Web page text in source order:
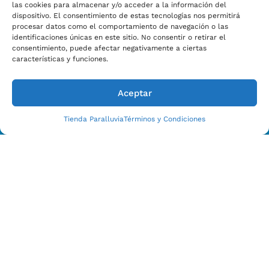
las cookies para almacenar y/o acceder a la información del
dispositivo. El consentimiento de estas tecnologías nos permitirá
procesar datos como el comportamiento de navegación o las
identificaciones únicas en este sitio. No consentir o retirar el
consentimiento, puede afectar negativamente a ciertas
características y funciones.
Aceptar
Tienda ParalluviaTérminos y Condiciones
Estamos Para Ayudarle
CONTACTO CON NOSOTROS HOY